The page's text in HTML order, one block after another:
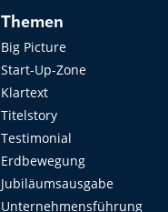
Themen
Big Picture
Start-Up-Zone
Klartext
Titelstory
Testimonial
Erdbewegung
Jubiläumsausgabe
Unternehmensführung